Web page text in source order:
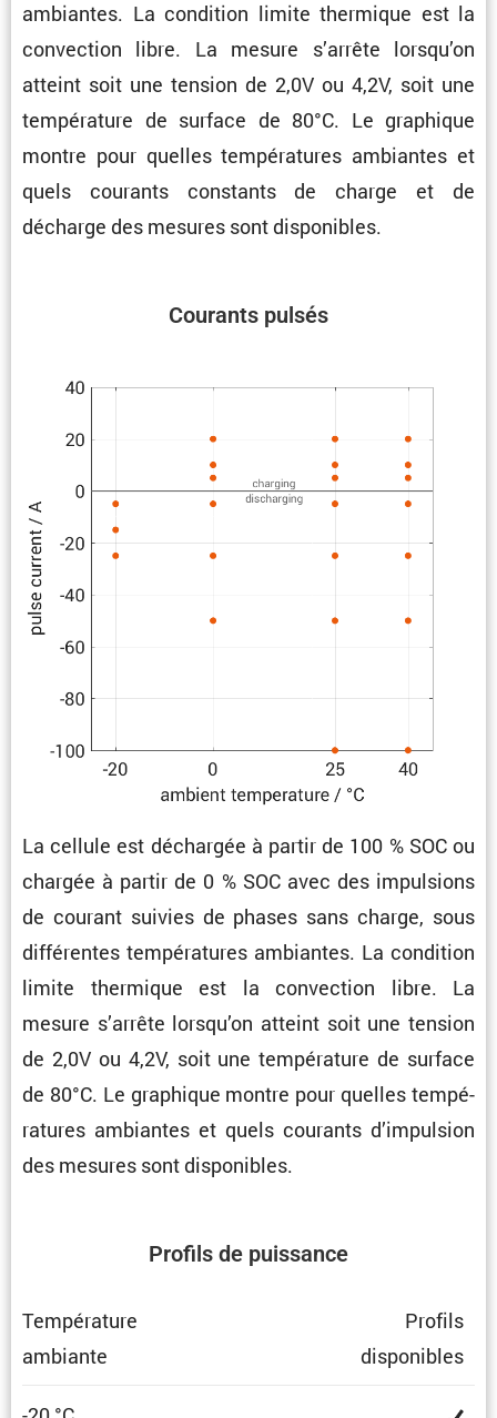
ambiantes. La condi­tion limite thermique est la
convec­tion libre. La mesure s’arrête lorsqu’on
atteint soit une tension de 2,0V ou 4,2V, soit une
tempé­ra­ture de surface de 80°C. Le graphique
montre pour quelles tempé­ra­tures ambiantes et
quels courants constants de charge et de
décharge des mesures sont disponibles.
Courants pulsés
La cellule est déchargée à partir de 100 % SOC ou
chargée à partir de 0 % SOC avec des impul­sions
de courant suivies de phases sans charge, sous
diffé­rentes tempé­ra­tures ambiantes. La condi­tion
limite thermique est la convec­tion libre. La
mesure s’arrête lorsqu’on atteint soit une tension
de 2,0V ou 4,2V, soit une tempé­ra­ture de surface
de 80°C. Le graphique montre pour quelles tempé­
ra­tures ambiantes et quels courants d’impul­sion
des mesures sont disponibles.
Profils de puissance
Tempé­ra­ture
ambiante
Profils
dispo­nibles